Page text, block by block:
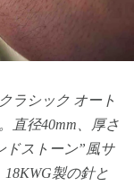
ラシック オート
直径40mm、厚さ
ドストーン”風サ
製の針と